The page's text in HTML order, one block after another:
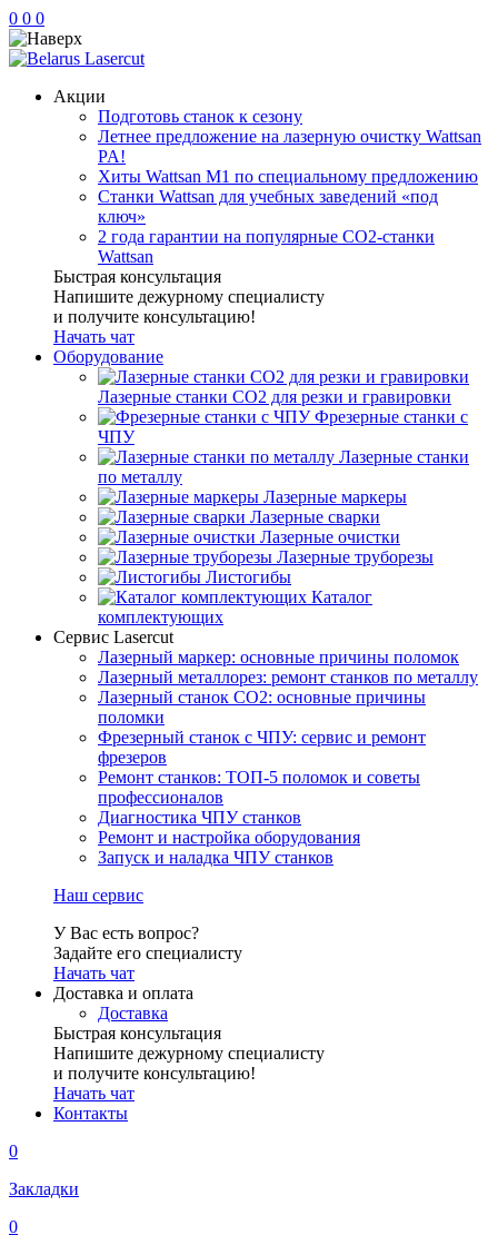
0 0 0
Акции
Подготовь станок к сезону
Летнее предложение на лазерную очистку Wattsan
PA!
Хиты Wattsan M1 по специальному предложению
Станки Wattsan для учебных заведений «под
ключ»
2 года гарантии на популярные CO2-станки
Wattsan
Быстрая консультация
Напишите дежурному специалисту
и получите консультацию!
Начать чат
Оборудование
Лазерные станки CO2 для резки и гравировки
Фрезерные станки с
ЧПУ
Лазерные станки
по металлу
Лазерные маркеры
Лазерные сварки
Лазерные очистки
Лазерные труборезы
Листогибы
Каталог
комплектующих
Сервис Lasercut
Лазерный маркер: основные причины поломок
Лазерный металлорез: ремонт станков по металлу
Лазерный станок СО2: основные причины
поломки
Фрезерный станок с ЧПУ: сервис и ремонт
фрезеров
Ремонт станков: ТОП-5 поломок и советы
профессионалов
Диагностика ЧПУ станков
Ремонт и настройка оборудования
Запуск и наладка ЧПУ станков
Наш сервис
У Вас есть вопрос?
Задайте его специалисту
Начать чат
Доставка и оплата
Доставка
Быстрая консультация
Напишите дежурному специалисту
и получите консультацию!
Начать чат
Контакты
0
Закладки
0